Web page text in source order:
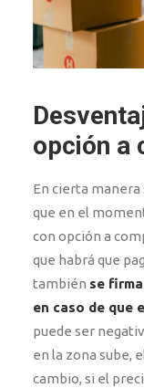
opción a
En cierta manera
que en el
con opción a
que habrá que
también se
en caso de que
puede ser
en la zona sube,
cambio, si el